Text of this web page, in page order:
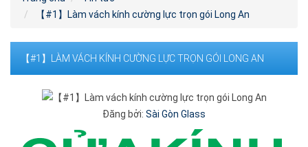
【#1】Làm vách kính cường lực trọn gói Long An
【#1】LÀM VÁCH KÍNH CƯỜNG LỰC TRỌN GÓI LONG AN
Đăng bởi: Sài Gòn Glass